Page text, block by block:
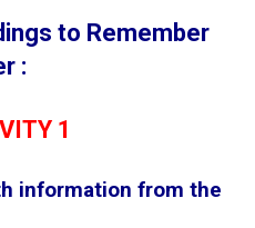
to Remember
:
1
information from the